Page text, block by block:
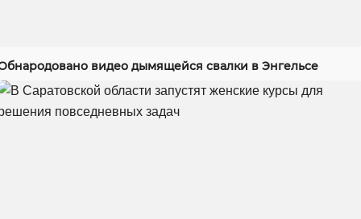
видео дымящейся свалки в Энгельсе